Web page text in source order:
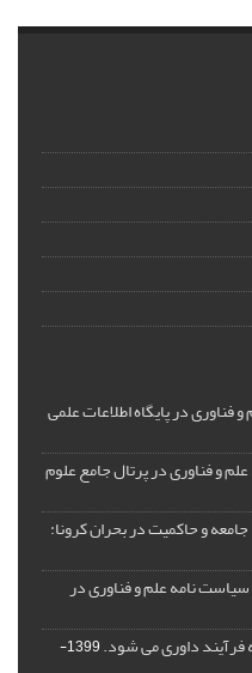
در پایگاه اطلاعات علمی
و فناوری در پرتال جامع علوم
و حاکمیت در بحران کرونا:
سیاست نامه علم و فناوری در
فرآیند داوری می شود.
1399-